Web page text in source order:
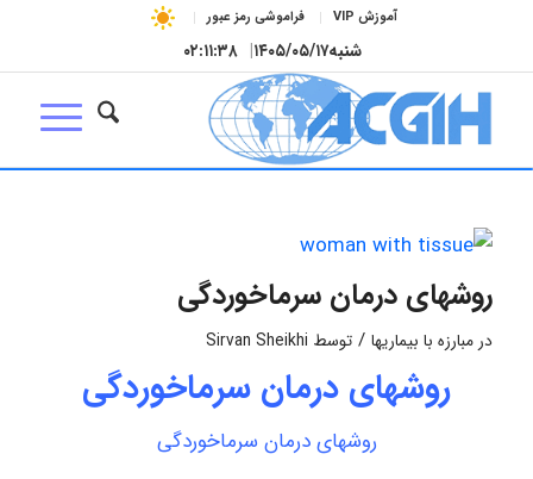
آموزش VIP فراموشی رمز عبور
شنبه۱۴۰۵/۰۵/۱۷| ۰۲:۱۱:۳۸
روشهای درمان سرماخوردگی
در مبارزه با بیماریها / توسط Sirvan Sheikhi
روشهای درمان سرماخوردگی
روشهای درمان سرماخوردگی